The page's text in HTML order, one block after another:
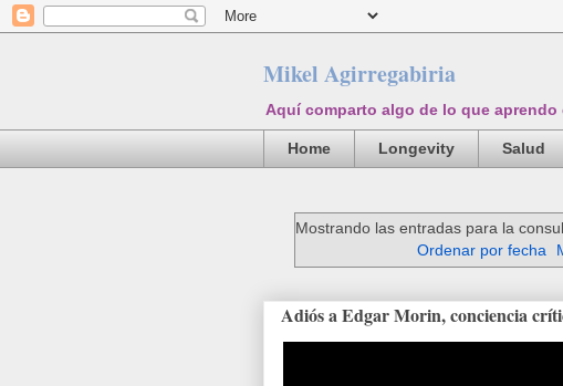
Mikel Agirregabiria
Aquí comparto algo de lo que aprendo
Home Longevity Salud
Mostrando las entradas para la
Ordenar por fecha
Adiós a Edgar Morin, conciencia